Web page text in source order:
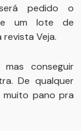
pedido o
um lote de
Veja.
conseguir
De qualquer
pano pra